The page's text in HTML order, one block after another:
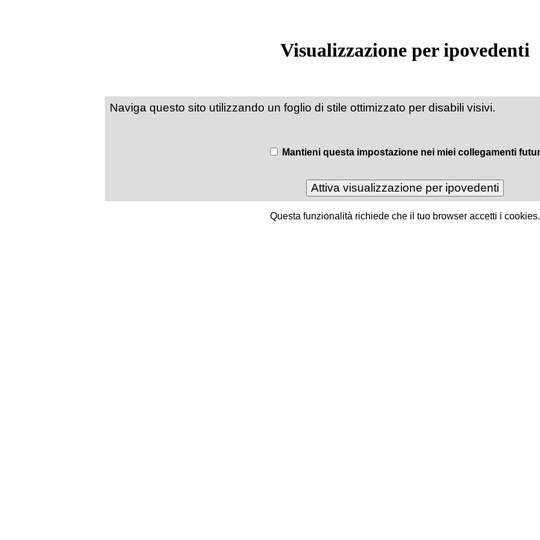
Visualizzazione per ipovedenti
Naviga questo sito utilizzando un foglio di stile ottimizzato per disabili visivi.
Mantieni questa impostazione nei miei collegamenti
Questa funzionalità richiede che il tuo browser accetti i cookies.